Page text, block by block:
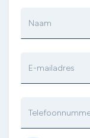
Naam
E-mailadres